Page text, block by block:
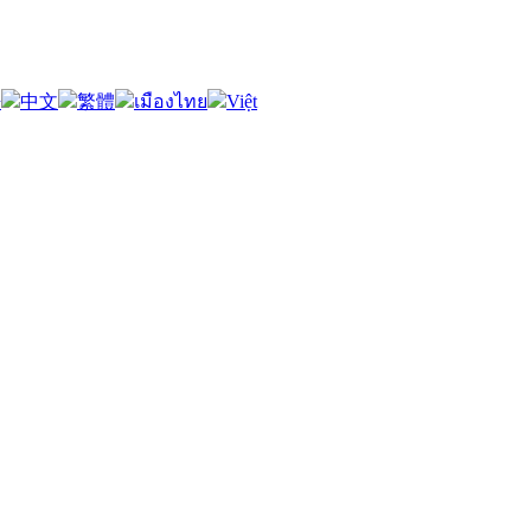
中文 繁體 เมืองไทย
Việt